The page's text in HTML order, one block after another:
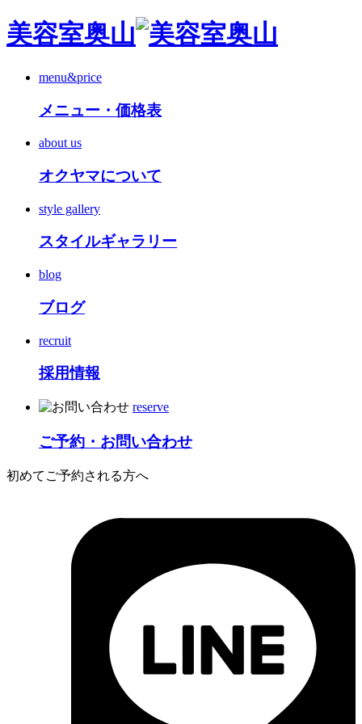
美容室奥山
menu&price
メニュー・価格表
about us
オクヤマについて
style gallery
スタイルギャラリー
blog
ブログ
recruit
採用情報
reserve
ご予約・お問い合わせ
初めてご予約される方へ